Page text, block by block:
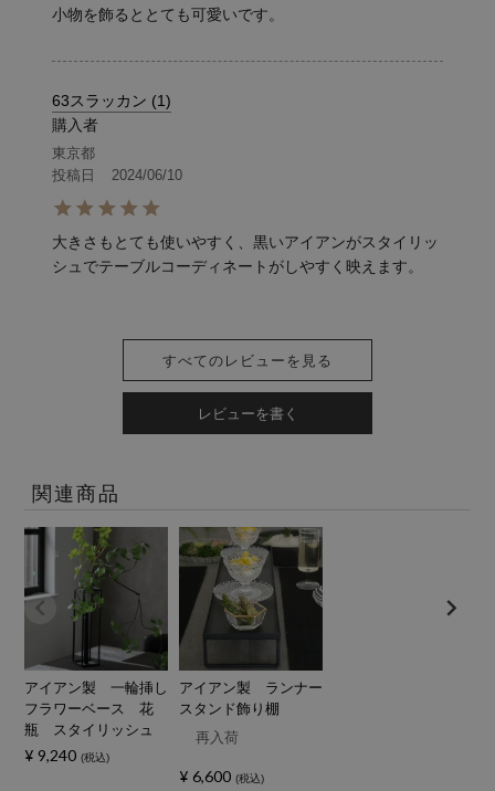
小物を飾るととても可愛いです。
63スラッカン 1
購入者
東京都
投稿日
2024/06/10
大きさもとても使いやすく、黒いアイアンがスタイリッ
すべてのレビューを見る
レビューを書く
関連商品
アイアン製 一輪挿し
フラワーベース 花
瓶 スタイリッシュ
¥ 9,240 税込
アイアン製 ランナー
スタンド飾り棚
再入荷
¥ 6,600 税込